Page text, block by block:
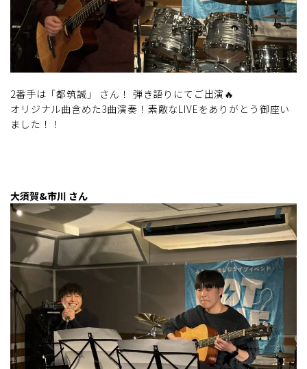
2番手は「都筑誠」 さん！ 弾き語りにてご出演🔥
オリジナル曲含めた3曲演奏！素敵なLIVEをありがとう御座い
ました！！
大須賀&市川 さん